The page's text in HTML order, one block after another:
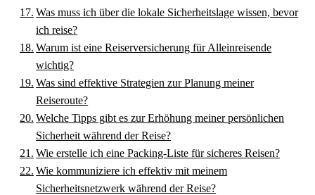
Was muss ich über die lokale Sicherheitslage wissen, bevor
ich reise?
Warum ist eine Reiserversicherung für Alleinreisende
wichtig?
Was sind effektive Strategien zur Planung meiner
Reiseroute?
Welche Tipps gibt es zur Erhöhung meiner persönlichen
Sicherheit während der Reise?
Wie erstelle ich eine Packing-Liste für sicheres Reisen?
Wie kommuniziere ich effektiv mit meinem
Sicherheitsnetzwerk während der Reise?